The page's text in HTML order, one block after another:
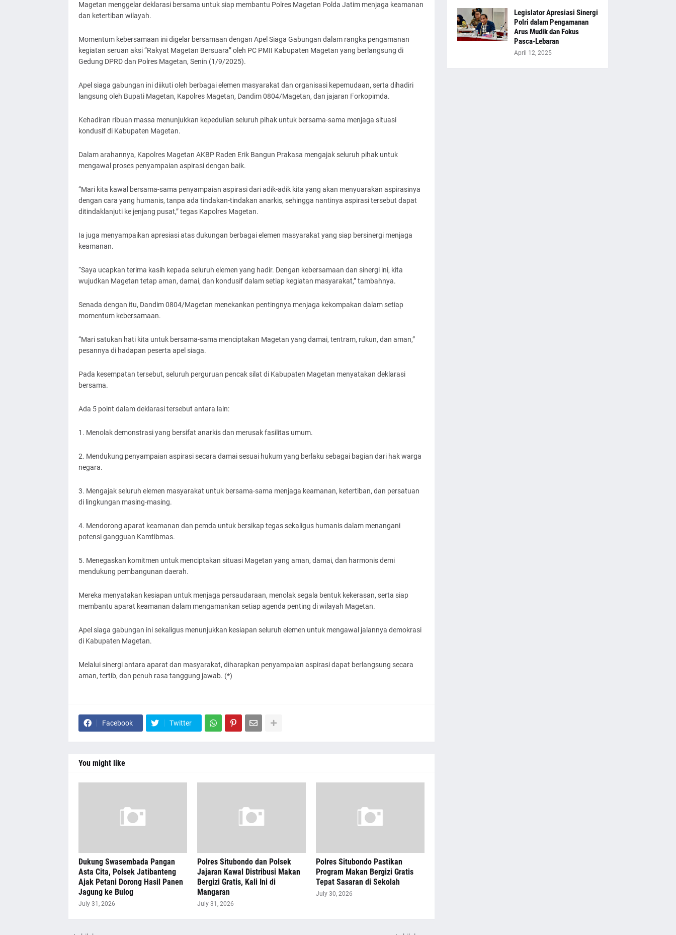
Magetan menggelar deklarasi bersama untuk siap membantu Polres Magetan Polda Jatim menjaga keamanan
dan ketertiban wilayah.
Momentum kebersamaan ini digelar bersamaan dengan Apel Siaga Gabungan dalam rangka pengamanan
kegiatan seruan aksi “Rakyat Magetan Bersuara” oleh PC PMII Kabupaten Magetan yang berlangsung di
Gedung DPRD dan Polres Magetan, Senin (1/9/2025).
Apel siaga gabungan ini diikuti oleh berbagai elemen masyarakat dan organisasi kepemudaan, serta dihadiri
langsung oleh Bupati Magetan, Kapolres Magetan, Dandim 0804/Magetan, dan jajaran Forkopimda.
Kehadiran ribuan massa menunjukkan kepedulian seluruh pihak untuk bersama-sama menjaga situasi
kondusif di Kabupaten Magetan.
Dalam arahannya, Kapolres Magetan AKBP Raden Erik Bangun Prakasa mengajak seluruh pihak untuk
mengawal proses penyampaian aspirasi dengan baik.
“Mari kita kawal bersama-sama penyampaian aspirasi dari adik-adik kita yang akan menyuarakan aspirasinya
dengan cara yang humanis, tanpa ada tindakan-tindakan anarkis, sehingga nantinya aspirasi tersebut dapat
ditindaklanjuti ke jenjang pusat,” tegas Kapolres Magetan.
Ia juga menyampaikan apresiasi atas dukungan berbagai elemen masyarakat yang siap bersinergi menjaga
keamanan.
“Saya ucapkan terima kasih kepada seluruh elemen yang hadir. Dengan kebersamaan dan sinergi ini, kita
wujudkan Magetan tetap aman, damai, dan kondusif dalam setiap kegiatan masyarakat,” tambahnya.
Senada dengan itu, Dandim 0804/Magetan menekankan pentingnya menjaga kekompakan dalam setiap
momentum kebersamaan.
“Mari satukan hati kita untuk bersama-sama menciptakan Magetan yang damai, tentram, rukun, dan aman,”
pesannya di hadapan peserta apel siaga.
Pada kesempatan tersebut, seluruh perguruan pencak silat di Kabupaten Magetan menyatakan deklarasi
bersama.
Ada 5 point dalam deklarasi tersebut antara lain:
1. Menolak demonstrasi yang bersifat anarkis dan merusak fasilitas umum.
2. Mendukung penyampaian aspirasi secara damai sesuai hukum yang berlaku sebagai bagian dari hak warga
negara.
3. Mengajak seluruh elemen masyarakat untuk bersama-sama menjaga keamanan, ketertiban, dan persatuan
di lingkungan masing-masing.
4. Mendorong aparat keamanan dan pemda untuk bersikap tegas sekaligus humanis dalam menangani
potensi gangguan Kamtibmas.
5. Menegaskan komitmen untuk menciptakan situasi Magetan yang aman, damai, dan harmonis demi
mendukung pembangunan daerah.
Mereka menyatakan kesiapan untuk menjaga persaudaraan, menolak segala bentuk kekerasan, serta siap
membantu aparat keamanan dalam mengamankan setiap agenda penting di wilayah Magetan.
Apel siaga gabungan ini sekaligus menunjukkan kesiapan seluruh elemen untuk mengawal jalannya demokrasi
di Kabupaten Magetan.
Melalui sinergi antara aparat dan masyarakat, diharapkan penyampaian aspirasi dapat berlangsung secara
aman, tertib, dan penuh rasa tanggung jawab. (*)
Facebook Twitter
You might like
Dukung Swasembada Pangan
Asta Cita, Polsek Jatibanteng
Ajak Petani Dorong Hasil Panen
Jagung ke Bulog
July 31, 2026
Polres Situbondo dan Polsek
Jajaran Kawal Distribusi Makan
Bergizi Gratis, Kali Ini di
Mangaran
July 31, 2026
Polres Situbondo Pastikan
Program Makan Bergizi Gratis
Tepat Sasaran di Sekolah
July 30, 2026
Legislator Apresiasi Sinergi
Polri dalam Pengamanan
Arus Mudik dan Fokus
Pasca-Lebaran
April 12, 2025